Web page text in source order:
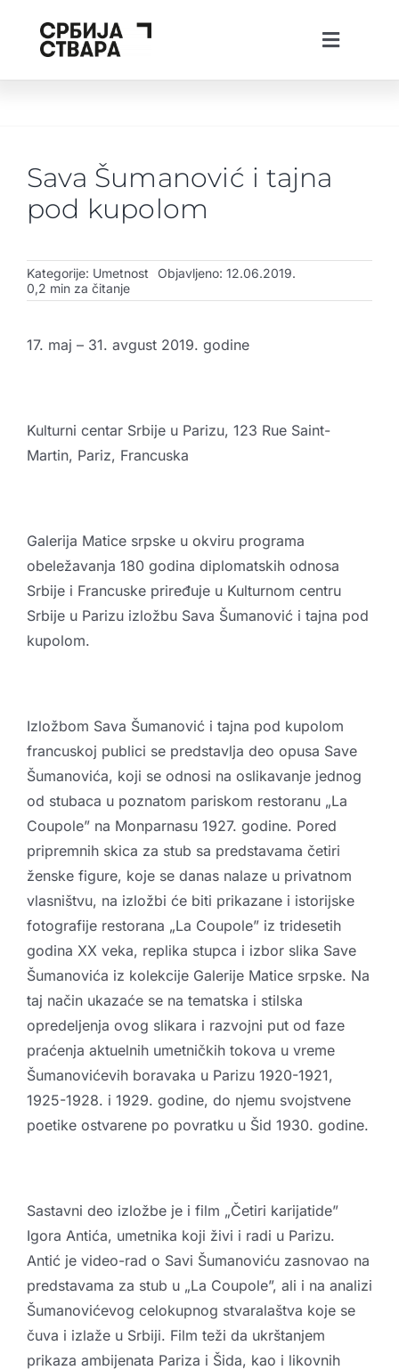
content
Toggle
lat
ћир
Projekti
Creative Tech Workshops
Kreativne industrije
Promo boks
Partneri
Kontakt
Sava Šumanović i tajna
pod kupolom
Kategorije: Umetnost
Objavljeno: 12.06.2019.
0,2 min za čitanje
17. maj – 31. avgust 2019. godine
Kulturni centar Srbije u Parizu, 123 Rue Saint-
Martin, Pariz, Francuska
Galerija Matice srpske u okviru programa
obeležavanja 180 godina diplomatskih odnosa
Srbije i Francuske priređuje u Kulturnom centru
Srbije u Parizu izložbu Sava Šumanović i tajna pod
kupolom.
Izložbom Sava Šumanović i tajna pod kupolom
francuskoj publici se predstavlja deo opusa Save
Šumanovića, koji se odnosi na oslikavanje jednog
od stubaca u poznatom pariskom restoranu „La
Coupole” na Monparnasu 1927. godine. Pored
pripremnih skica za stub sa predstavama četiri
ženske figure, koje se danas nalaze u privatnom
vlasništvu, na izložbi će biti prikazane i istorijske
fotografije restorana „La Coupole” iz tridesetih
godina XX veka, replika stupca i izbor slika Save
Šumanovića iz kolekcije Galerije Matice srpske. Na
taj način ukazaće se na tematska i stilska
opredeljenja ovog slikara i razvojni put od faze
praćenja aktuelnih umetničkih tokova u vreme
Šumanovićevih boravaka u Parizu 1920-1921,
1925-1928. i 1929. godine, do njemu svojstvene
poetike ostvarene po povratku u Šid 1930. godine.
Sastavni deo izložbe je i film „Četiri karijatide”
Igora Antića, umetnika koji živi i radi u Parizu.
Antić je video-rad o Savi Šumanoviću zasnovao na
predstavama za stub u „La Coupole”, ali i na analizi
Šumanovićevog celokupnog stvaralaštva koje se
čuva i izlaže u Srbiji. Film teži da ukrštanjem
prikaza ambijenata Pariza i Šida, kao i likovnih